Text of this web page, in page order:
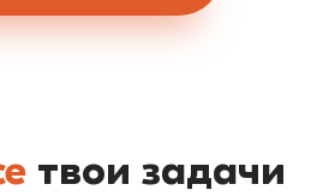
твои задачи